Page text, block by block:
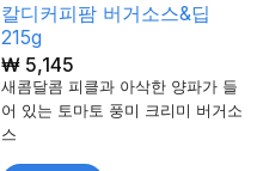
칼디커피팜 버거소스&딥
215g
₩5,145
새콤달콤 피클과 아삭한 양파가 들
어 있는 토마토 풍미 크리미 버거소
스